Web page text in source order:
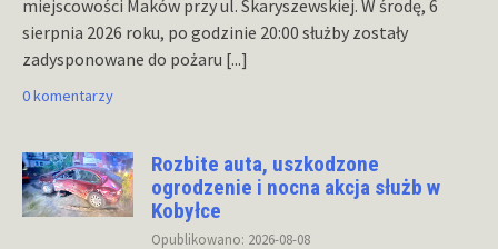
miejscowości Maków przy ul. Skaryszewskiej. W środę, 6
sierpnia 2026 roku, po godzinie 20:00 służby zostały
zadysponowane do pożaru [...]
0 komentarzy
Rozbite auta, uszkodzone
ogrodzenie i nocna akcja służb w
Kobyłce
Opublikowano: 2026-08-08